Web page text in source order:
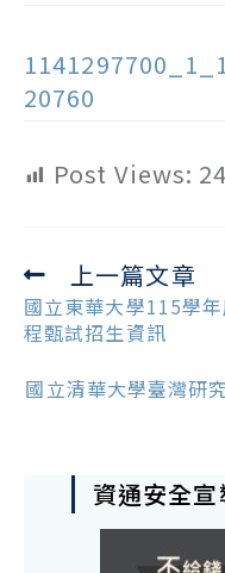
20760
Post Views:
Read
more
articles
上一篇文章
國立東華大學115學
程甄試招生資訊
國立清華大學臺灣研
資通安全宣